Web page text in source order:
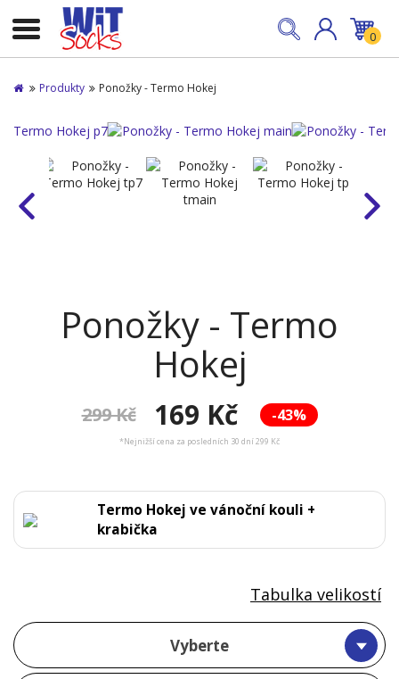
0
Produkty Ponožky - Termo Hokej
Ponožky - Termo
Hokej
-43%
299 Kč 169 Kč
*Nejnižší cena za posledních 30 dní 299 Kč
Termo Hokej ve vánoční kouli +
krabička
Vyberte
Tabulka velikostí